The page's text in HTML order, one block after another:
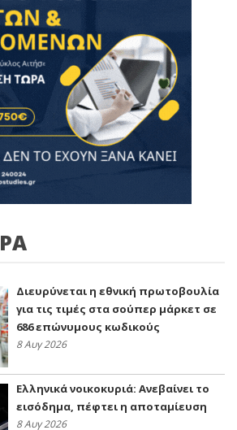
Διευρύνεται η εθνική πρωτοβουλία
για τις τιμές στα σούπερ μάρκετ σε
686 επώνυμους κωδικούς
8 Αυγ 2026
Ελληνικά νοικοκυριά: Ανεβαίνει το
εισόδημα, πέφτει η αποταμίευση
8 Αυγ 2026